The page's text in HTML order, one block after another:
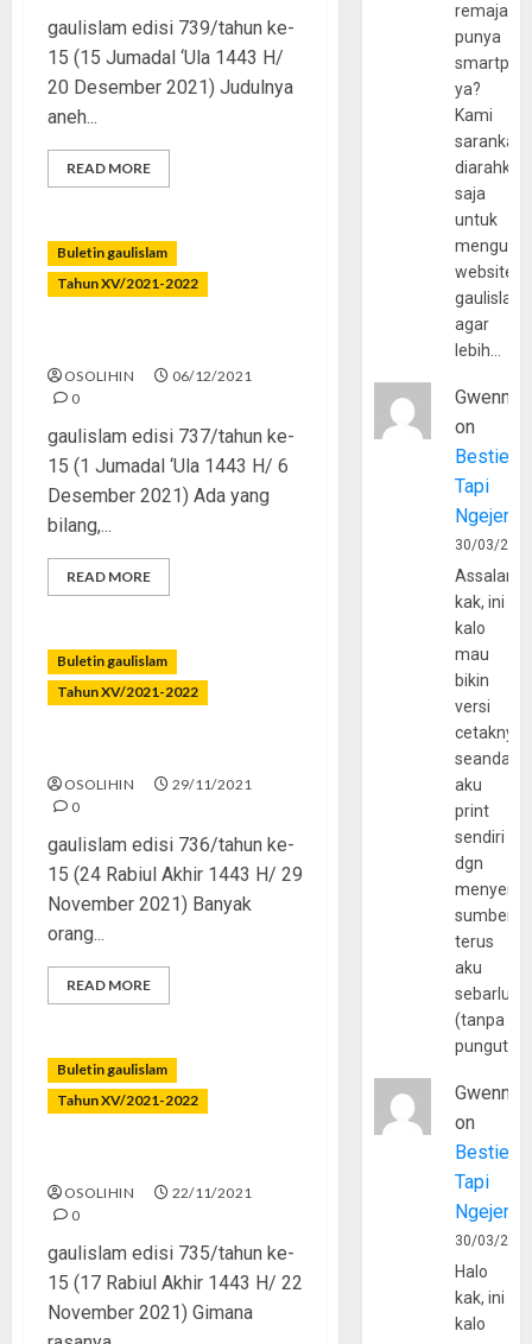
gaulislam edisi 739/tahun ke-
15 (15 Jumadal ‘Ula 1443 H/
20 Desember 2021) Judulnya
aneh...
READ MORE
Buletin gaulislam
Tahun XV/2021-2022
OSOLIHIN
06/12/2021
0
gaulislam edisi 737/tahun ke-
15 (1 Jumadal ‘Ula 1443 H/ 6
Desember 2021) Ada yang
bilang,...
READ MORE
Buletin gaulislam
Tahun XV/2021-2022
OSOLIHIN
29/11/2021
0
gaulislam edisi 736/tahun ke-
15 (24 Rabiul Akhir 1443 H/ 29
November 2021) Banyak
orang...
READ MORE
Buletin gaulislam
Tahun XV/2021-2022
OSOLIHIN
22/11/2021
0
gaulislam edisi 735/tahun ke-
15 (17 Rabiul Akhir 1443 H/ 22
November 2021) Gimana
remaja
punya
ya?
Kami
sarankan,
diarahkan
saja
untuk
website
agar
lebih…
Gwenny
on
Bestie
Tapi
30/03/
kak, ini
kalo
mau
bikin
versi
cetaknya
aku
print
sendiri
dgn
sumber
terus
aku
(tanpa
Gwenny
on
Bestie
Tapi
30/03/
Halo
kak, ini
kalo